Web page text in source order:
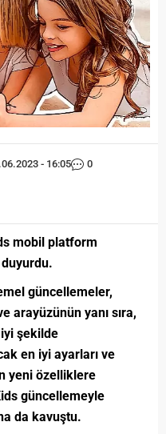
- 16:05 0
mobil platform
güncellemeler,
arayüzünün yanı sıra,
şekilde
en iyi ayarları ve
yeni özelliklere
güncellemeyle
da kavuştu.